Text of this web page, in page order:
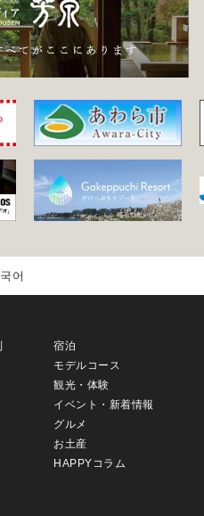
어
宿泊
モデルコース
観光・体験
イベント・新着情報
グルメ
お土産
HAPPYコラム